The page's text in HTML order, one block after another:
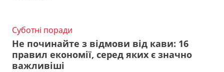
Суботні поради
Не починайте з відмови від кави: 16
правил економії, серед яких є значно
важливіші